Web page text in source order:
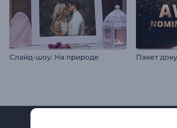
Слайд-шоу: На природе